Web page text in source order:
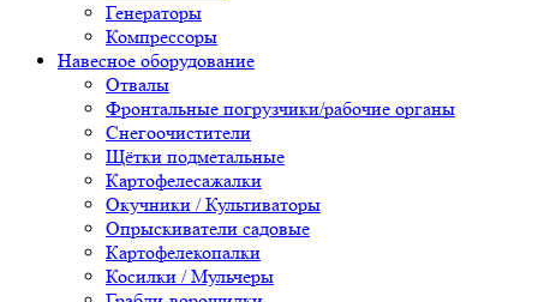
Генераторы
Компрессоры
Навесное оборудование
Отвалы
Фронтальные погрузчики/рабочие органы
Снегоочистители
Щётки подметальные
Картофелесажалки
Окучники / Культиваторы
Опрыскиватели садовые
Картофелекопалки
Косилки / Мульчеры